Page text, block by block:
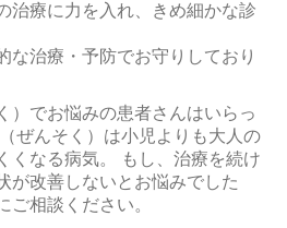
治療に力を入れ、きめ細かな診
な治療・予防でお守りしており
）でお悩みの患者さんはいらっ
ぜんそく）は小児よりも大人の
くなる病気。 もし、治療を続け
が改善しないとお悩みでした
ご相談ください。